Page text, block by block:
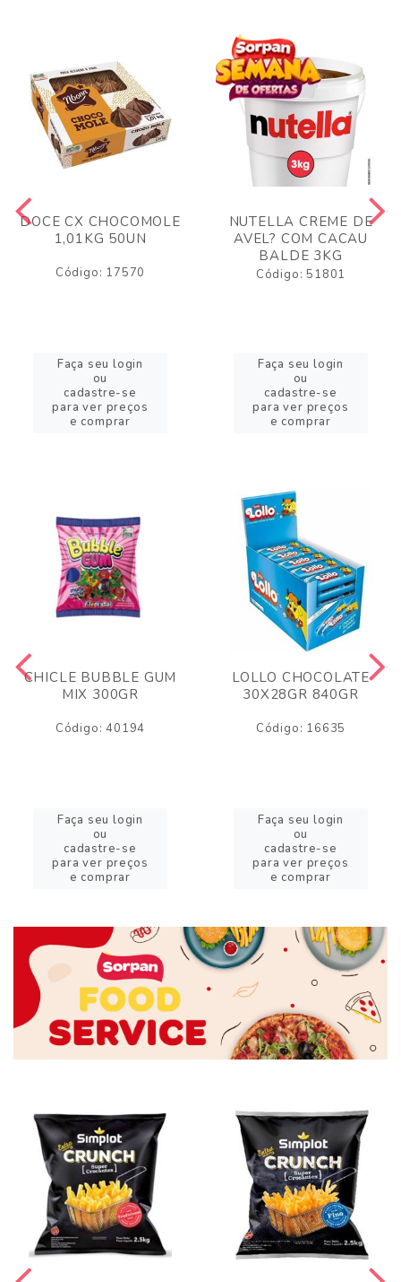
DOCE CX CHOCOMOLE
1,01KG 50UN
Código: 17570
Faça seu login
ou
cadastre-se
para ver preços
e comprar
NUTELLA CREME DE
AVEL? COM CACAU
BALDE 3KG
Código: 51801
Faça seu login
ou
cadastre-se
para ver preços
e comprar
CHICLE BUBBLE GUM
MIX 300GR
Código: 40194
Faça seu login
ou
cadastre-se
para ver preços
e comprar
LOLLO CHOCOLATE
30X28GR 840GR
Código: 16635
Faça seu login
ou
cadastre-se
para ver preços
e comprar